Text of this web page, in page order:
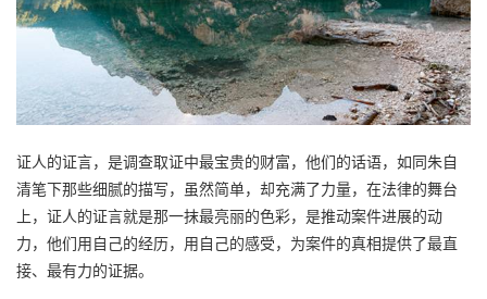
证人的证言，是调查取证中最宝贵的财富，他们的话语，如同朱自
清笔下那些细腻的描写，虽然简单，却充满了力量，在法律的舞台
上，证人的证言就是那一抹最亮丽的色彩，是推动案件进展的动
力，他们用自己的经历，用自己的感受，为案件的真相提供了最直
接、最有力的证据。